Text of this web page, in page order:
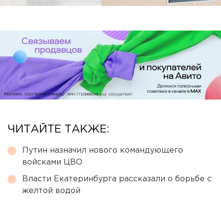
ЧИТАЙТЕ ТАКЖЕ:
Путин назначил нового командующего
войсками ЦВО
Власти Екатеринбурга рассказали о борьбе с
желтой водой